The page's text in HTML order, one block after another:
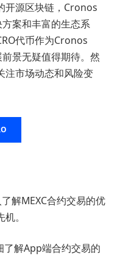
开源区块链，Cronos
案和丰富的生态系
代币作为Cronos
景无疑值得期待。然
注市场动态和风险变
解MEXC合约交易的优
。
了解App端合约交易的